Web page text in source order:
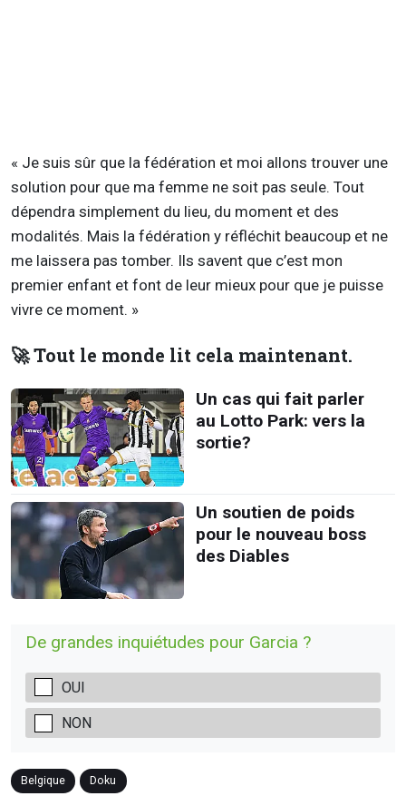
« Je suis sûr que la fédération et moi allons trouver une
solution pour que ma femme ne soit pas seule. Tout
dépendra simplement du lieu, du moment et des
modalités. Mais la fédération y réfléchit beaucoup et ne
me laissera pas tomber. Ils savent que c’est mon
premier enfant et font de leur mieux pour que je puisse
vivre ce moment. »
🚀 Tout le monde lit cela maintenant.
Un cas qui fait parler
au Lotto Park: vers la
sortie?
Un soutien de poids
pour le nouveau boss
des Diables
De grandes inquiétudes pour Garcia ?
OUI
NON
Belgique Doku